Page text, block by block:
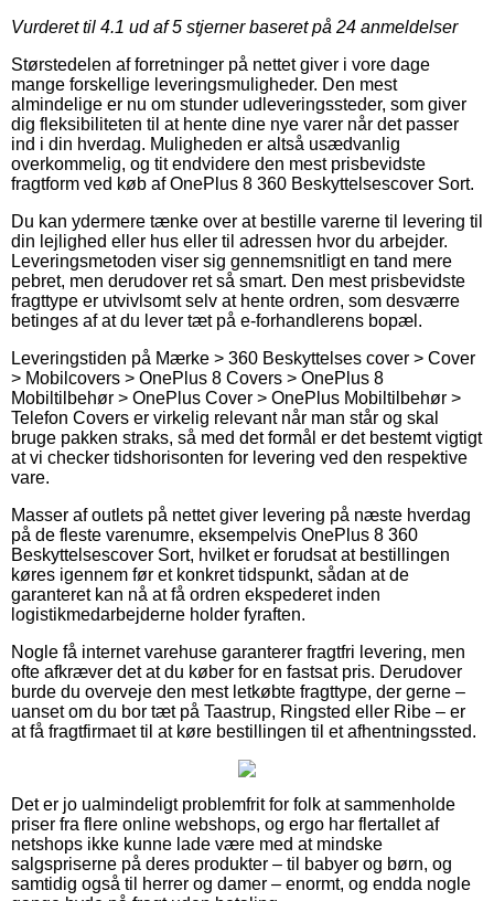
Vurderet til 4.1 ud af 5 stjerner baseret på 24 anmeldelser
Størstedelen af forretninger på nettet giver i vore dage
mange forskellige leveringsmuligheder. Den mest
almindelige er nu om stunder udleveringssteder, som giver
dig fleksibiliteten til at hente dine nye varer når det passer
ind i din hverdag. Muligheden er altså usædvanlig
overkommelig, og tit endvidere den mest prisbevidste
fragtform ved køb af OnePlus 8 360 Beskyttelsescover Sort.
Du kan ydermere tænke over at bestille varerne til levering til
din lejlighed eller hus eller til adressen hvor du arbejder.
Leveringsmetoden viser sig gennemsnitligt en tand mere
pebret, men derudover ret så smart. Den mest prisbevidste
fragttype er utvivlsomt selv at hente ordren, som desværre
betinges af at du lever tæt på e-forhandlerens bopæl.
Leveringstiden på Mærke > 360 Beskyttelses cover > Cover
> Mobilcovers > OnePlus 8 Covers > OnePlus 8
Mobiltilbehør > OnePlus Cover > OnePlus Mobiltilbehør >
Telefon Covers er virkelig relevant når man står og skal
bruge pakken straks, så med det formål er det bestemt vigtigt
at vi checker tidshorisonten for levering ved den respektive
vare.
Masser af outlets på nettet giver levering på næste hverdag
på de fleste varenumre, eksempelvis OnePlus 8 360
Beskyttelsescover Sort, hvilket er forudsat at bestillingen
køres igennem før et konkret tidspunkt, sådan at de
garanteret kan nå at få ordren ekspederet inden
logistikmedarbejderne holder fyraften.
Nogle få internet varehuse garanterer fragtfri levering, men
ofte afkræver det at du køber for en fastsat pris. Derudover
burde du overveje den mest letkøbte fragttype, der gerne –
uanset om du bor tæt på Taastrup, Ringsted eller Ribe – er
at få fragtfirmaet til at køre bestillingen til et afhentningssted.
Det er jo ualmindeligt problemfrit for folk at sammenholde
priser fra flere online webshops, og ergo har flertallet af
netshops ikke kunne lade være med at mindske
salgspriserne på deres produkter – til babyer og børn, og
samtidig også til herrer og damer – enormt, og endda nogle